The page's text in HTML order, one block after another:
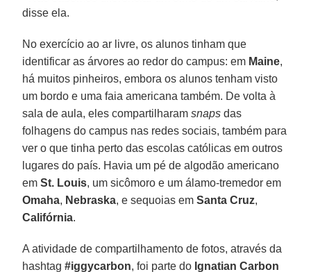
disse ela.
No exercício ao ar livre, os alunos tinham que
identificar as árvores ao redor do campus: em Maine,
há muitos pinheiros, embora os alunos tenham visto
um bordo e uma faia americana também. De volta à
sala de aula, eles compartilharamsnaps das
folhagens do campus nas redes sociais, também para
ver o que tinha perto das escolas católicas em outros
lugares do país. Havia um pé de algodão americano
emSt. Louis, um sicômoro e um álamo-tremedor em
Omaha, Nebraska, e sequoias emSanta Cruz,
Califórnia.
A atividade de compartilhamento de fotos, através da
hashtag#iggycarbon, foi parte do Ignatian Carbon